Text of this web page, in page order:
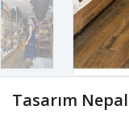
Tasarım